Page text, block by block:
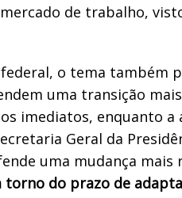
de trabalho,
o tema também
uma transição
imediatos, enquanto a
Geral da
uma mudança
torno do prazo de